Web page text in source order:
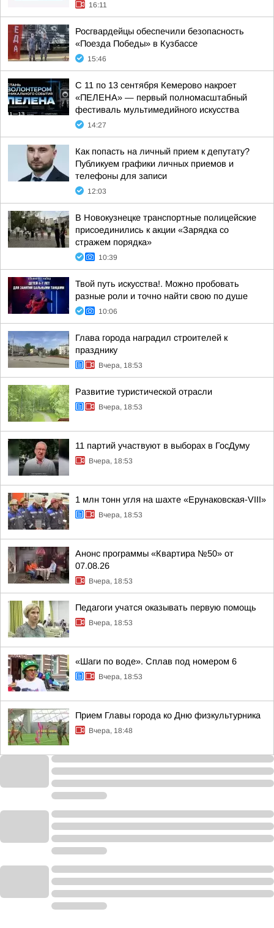
16:11
Росгвардейцы обеспечили безопасность
«Поезда Победы» в Кузбассе
15:46
С 11 по 13 сентября Кемерово накроет
«ПЕЛЕНА» — первый полномасштабный
фестиваль мультимедийного искусства
14:27
Как попасть на личный прием к депутату?
Публикуем графики личных приемов и
телефоны для записи
12:03
В Новокузнецке транспортные полицейские
присоединились к акции «Зарядка со
стражем порядка»
10:39
Твой путь искусства!. Можно пробовать
разные роли и точно найти свою по душе
10:06
Глава города наградил строителей к
празднику
Вчера, 18:53
Развитие туристической отрасли
Вчера, 18:53
11 партий участвуют в выборах в ГосДуму
Вчера, 18:53
1 млн тонн угля на шахте «Ерунаковская-VIII»
Вчера, 18:53
Анонс программы «Квартира №50» от
07.08.26
Вчера, 18:53
Педагоги учатся оказывать первую помощь
Вчера, 18:53
«Шаги по воде». Сплав под номером 6
Вчера, 18:53
Прием Главы города ко Дню физкультурника
Вчера, 18:48